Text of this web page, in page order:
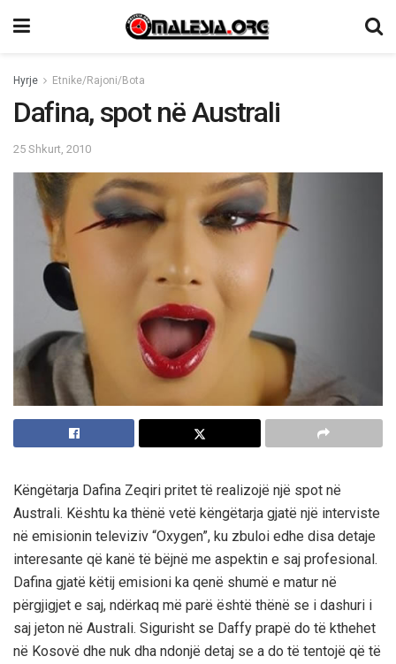
Hyrje Etnike/Rajoni/Bota
Dafina, spot në Australi
25 Shkurt, 2010
Këngëtarja Dafina Zeqiri pritet të realizojë një spot në
Australi. Kështu ka thënë vetë këngëtarja gjatë një interviste
në emisionin televiziv “Oxygen”, ku zbuloi edhe disa detaje
interesante që kanë të bëjnë me aspektin e saj profesional.
Dafina gjatë këtij emisioni ka qenë shumë e matur në
përgjigjet e saj, ndërkaq më parë është thënë se i dashuri i
saj jeton në Australi. Sigurisht se Daffy prapë do të kthehet
në Kosovë dhe nuk dha ndonjë detaj se a do të tentojë që të